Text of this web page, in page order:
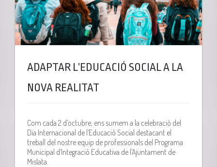
ADAPTAR L’EDUCACIÓ SOCIAL A LA
NOVA REALITAT
Com cada 2 d’octubre, ens sumem a la celebració del
Dia Internacional de l’Educació Social destacant el
treball del nostre equip de professionals del Programa
Municipal d’Integració Educativa de l’Ajuntament de
Mislata.